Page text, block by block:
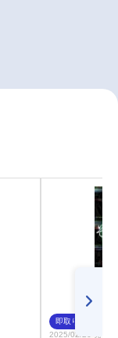
即取り
2025/02/26 発売